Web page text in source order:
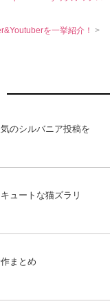
を一挙紹介！>
のシルバニア投稿を
ュートな猫ズラリ
まとめ